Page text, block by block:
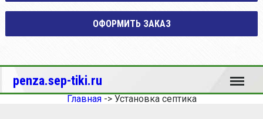
ОФОРМИТЬ ЗАКАЗ
penza.sep-tiki.ru Меню
Главная-> Установка септика